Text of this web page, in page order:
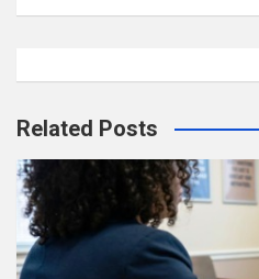
Related Posts